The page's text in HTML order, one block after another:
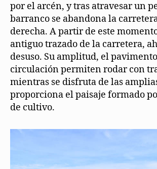
por el arcén, y tras atravesar un
barranco se abandona la
derecha. A partir de este
antiguo trazado de la carretera,
desuso. Su amplitud, el
circulación permiten rodar con
mientras se disfruta de las
proporciona el paisaje formado
de cultivo.